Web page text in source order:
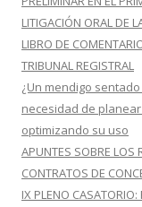
LITIGACIÓN ORAL DE
LIBRO DE
TRIBUNAL REGISTRAL
¿Un mendigo
necesidad de
optimizando su uso
APUNTES SOBRE LOS
CONTRATOS DE
IX PLENO CASATORIO: